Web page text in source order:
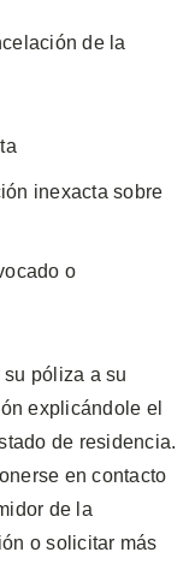
de la
inexacta sobre
o
póliza a su
explicándole el
de residencia.
en contacto
de la
o solicitar más